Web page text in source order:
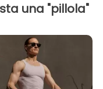
una "pillola"